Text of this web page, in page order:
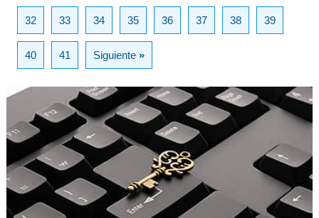
32 33 34 35 36 37 38 39
40 41 Siguiente»